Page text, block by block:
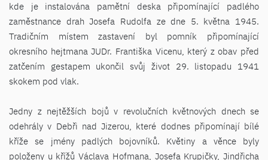
kde je instalována pamětní deska připomínající padlého
zaměstnance drah Josefa Rudolfa ze dne 5. května 1945.
Tradičním místem zastavení byl pomník připomínající
okresního hejtmana JUDr. Františka Vicenu, který z obav před
zatčením gestapem ukončil svůj život 29. listopadu 1941
skokem pod vlak.
Jedny z nejtěžších bojů v revolučních květnových dnech se
odehrály v Debři nad Jizerou, které dodnes připomínají bílé
kříže se jmény padlých bojovníků. Květiny a věnce byly
položeny u křížů Václava Hofmana, Josefa Krupičky, Jindřicha